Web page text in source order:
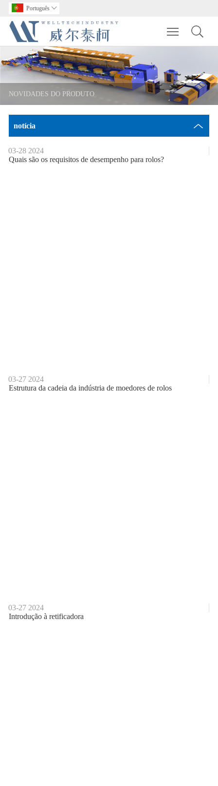
Português 
Toggle
NOVIDADES DO PRODUTO
notícia
03-28 2024
Quais são os requisitos de desempenho para rolos?
03-27 2024
Estrutura da cadeia da indústria de moedores de rolos
03-27 2024
Introdução à retificadora